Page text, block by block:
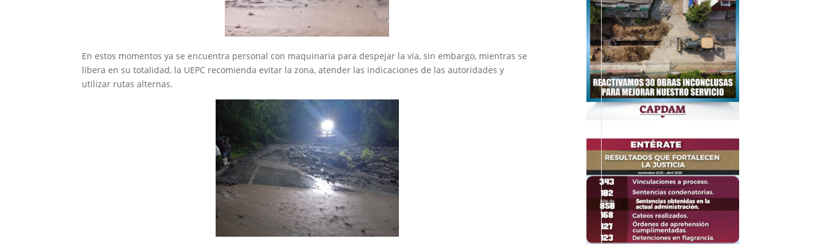
En estos momentos ya se encuentra personal con maquinaria para despejar la vía, sin embargo, mientras se
libera en su totalidad, la UEPC recomienda evitar la zona, atender las indicaciones de las autoridades y
utilizar rutas alternas.